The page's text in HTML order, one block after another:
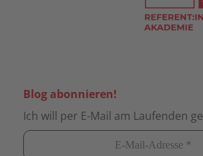
Blog abonnieren!
Ich will per E-Mail am Laufenden